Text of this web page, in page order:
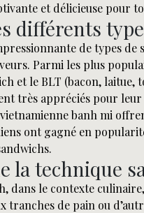
et délicieuse pour
différents
de types
Parmi les plus
et le BLT (bacon, laitue,
très appréciés pour
banh mi
ont gagné en
la technique
dans le contexte
tranches de pain ou